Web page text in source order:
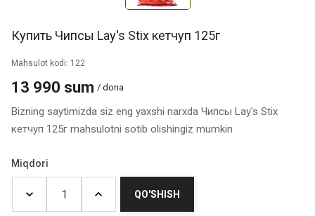
Купить Чипсы Lay's Stix кетчуп 125г
Mahsulot kodi: 122
13 990 sum / dona
Bizning saytimizda siz eng yaxshi narxda Чипсы Lay's Stix
кетчуп 125г mahsulotni sotib olishingiz mumkin
Miqdori
QO'SHISH